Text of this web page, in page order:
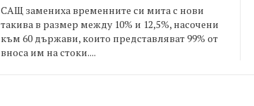
САЩ замениха временните си мита с нови
такива в размер между 10% и 12,5%, насочени
към 60 държави, които представляват 99% от
вноса им на стоки....